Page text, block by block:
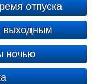
отпуска
выходным
ночью